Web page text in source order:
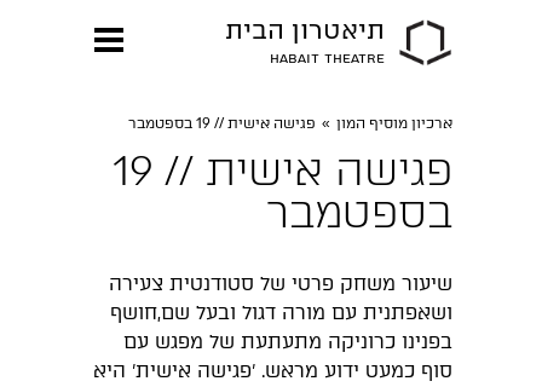
תיאטרון הבית
HABAIT THEATRE
ארכיון מוסיף המון » פגישה אישית // 19 בספטמבר
פגישה אישית // 19
בספטמבר
שיעור משחק פרטי של סטודנטית צעירה
ושאפתנית עם מורה דגול ובעל שם,חושף
בפנינו כרוניקה מתעתעת של מפגש עם
סוף כמעט ידוע מראש. 'פגישה אישית' היא